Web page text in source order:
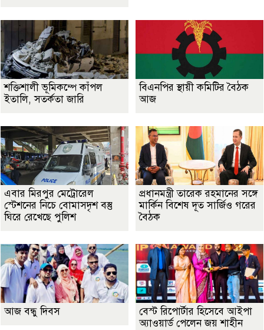
শক্তিশালী ভূমিকম্পে কাঁপল
ইতালি, সতর্কতা জারি
বিএনপির স্থায়ী কমিটির বৈঠক
আজ
এবার মিরপুর মেট্রোরেল
স্টেশনের নিচে বোমাসদৃশ বস্তু
ঘিরে রেখেছে পুলিশ
প্রধানমন্ত্রী তারেক রহমানের সঙ্গে
মার্কিন বিশেষ দূত সার্জিও গরের
বৈঠক
আজ বন্ধু দিবস
বেস্ট রিপোর্টার হিসেবে আইপা
অ্যাওয়ার্ড পেলেন জয় শাহীন